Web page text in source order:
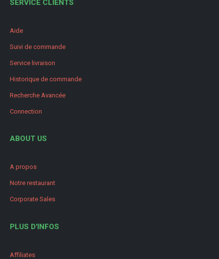
SERVICE CLIENTS
Aide
Suivi de commande
Service livraison
Historique de commande
Recherche Avancée
Connection
ABOUT US
A propos
Notre restaurant
Corporate Sales
PLUS D'INFOS
Affiliates